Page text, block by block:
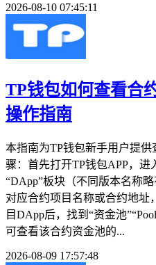
2026-08-10 07:45:11
TP钱包如何查看合
操作指南
本指南为TP钱包新手用户提
骤：首先打开TP钱包APP，进
“DApp”板块（不同版本名称
对应合约项目名称或合约地址
目DApp后，找到“资金池
可查看该合约资金池的...
2026-08-09 17:57:48